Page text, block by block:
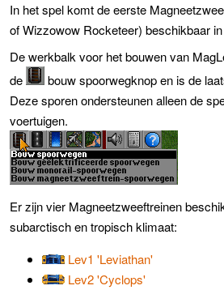
In het spel komt de eerste
of Wizzowow Rocketeer) beschikbaar
De werkbalk voor het bouwen van
de
bouw spoorwegknop en is de
Deze sporen ondersteunen alleen de
voertuigen.
Er zijn vier Magneetzweeftreinen
subarctisch en tropisch klimaat:
Lev1 'Leviathan'
Lev2 'Cyclops'